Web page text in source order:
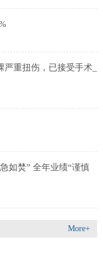
重扭伤，已接受手术_
如焚” 全年业绩“谨慎
More+